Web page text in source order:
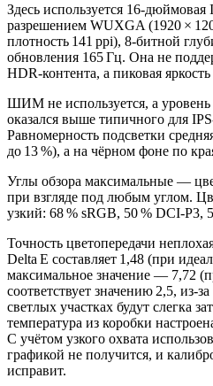
Здесь используется
разрешением WUXGA (1920 ×
плотность 141 ppi), 8‑битной
обновления 165 Гц. Она не
HDR‑контента, а пиковая
ШИМ не используется, а уровень
оказался выше типичного для
Равномерность подсветки
до 13 %), а на чёрном фоне по
Углы обзора максимальные —
при взгляде под любым углом.
узкий: 68 % sRGB, 50 % DCI‑P3,
Точность цветопередачи
Delta E составляет 1,48 (при
максимальное значение — 7,72
соответствует значению 2,5,
светлых участках будут слегка
температура из коробки
С учётом узкого охвата
графикой не получится, и
исправит.